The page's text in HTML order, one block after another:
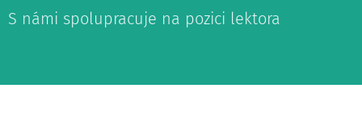
S námi spolupracuje na pozici lektora